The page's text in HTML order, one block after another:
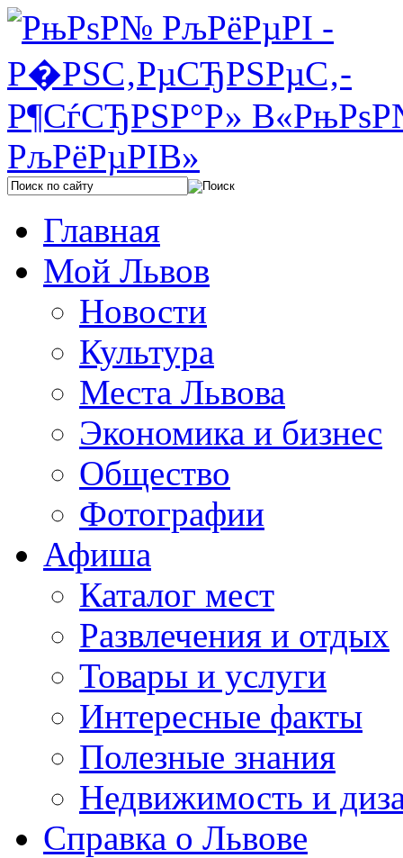
Главная
Мой Львов
Новости
Культура
Места Львова
Экономика и бизнес
Общество
Фотографии
Афиша
Каталог мест
Развлечения и отдых
Товары и услуги
Интересные факты
Полезные знания
Недвижимость и
Справка о Львове